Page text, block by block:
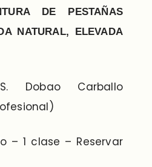
DE PESTAÑAS
NATURAL, ELEVADA
Dobao Carballo
– 1 clase – Reservar